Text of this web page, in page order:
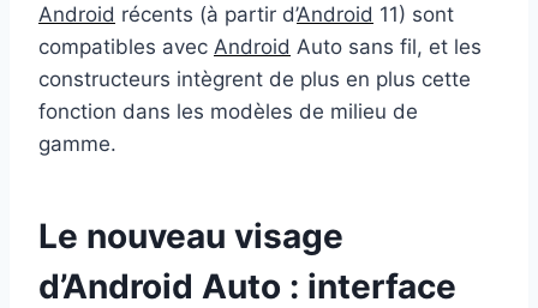
Android récents (à partir d’Android 11) sont
compatibles avec Android Auto sans fil, et les
constructeurs intègrent de plus en plus cette
fonction dans les modèles de milieu de
gamme.
Le nouveau visage
d’Android Auto : interface